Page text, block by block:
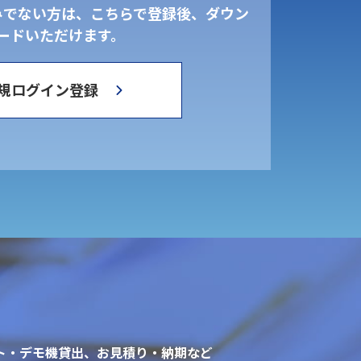
ない方は、こちらで登録後、ダウン
ドいただけます。
ログイン登録
・デモ機貸出、お見積り・納期など